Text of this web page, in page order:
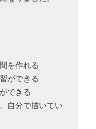
を作れる
ができる
できる
自分で描いてい